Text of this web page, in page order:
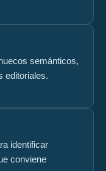
semánticos,
editoriales.
identificar
conviene